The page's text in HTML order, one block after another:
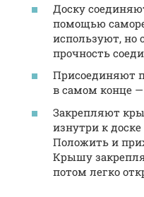
Доску
помощью
используют, но
прочность
Присоединяют
в самом конце
Закрепляют
изнутри к
Положить и
Крышу
потом легко